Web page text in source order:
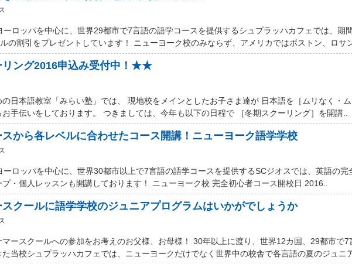
ーロッパを中心に、世界29都市で7言語の語学コースを提供するシュプラッハカフェでは、期
の割引をプレゼントしています！ ニューヨーク校のみならず、アメリカではボストン、ロサ
ング2016申込み受付中！★★
日本語教室「みらい塾」では、 現地校をメインとしたお子さま達が 日本語を［ムリなく・
手伝いをしております。 つきましては、今年も以下の日程で ［冬期スクーリング］を開講..
から各レベルに合わせたコース開講！ニューヨーク語学学校
ーロッパを中心に、世界30都市以上で7言語の語学コースを提供するSCジオスでは、英語の完
・個人レッスンも開講しております！ ニューヨーク校 完全初心者コース開校日 2016..
クールに語学学校のジュニアプログラムはいかがでしょうか
マースクールへの参加をお考えのお父様、お母様！ 30年以上に渡り、世界12カ国、29都市で7
当校シュプラッハカフェでは、ニューヨークだけでなく世界中の校舎で各言語の夏のジュニ